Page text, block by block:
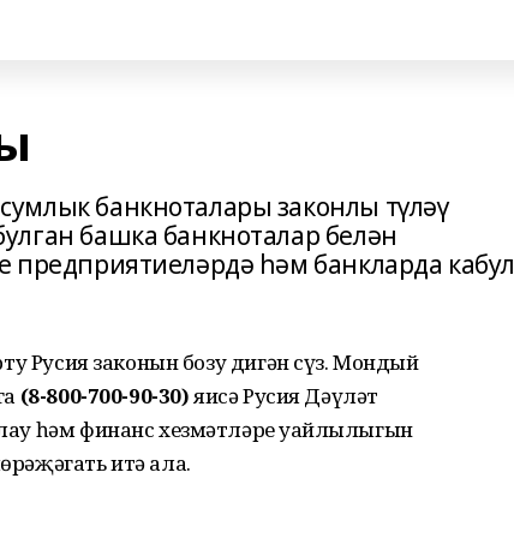
банкноталары законлы түләү
башка банкноталар белән
предприятиеләрдә һәм банкларда кабул
Русия законын бозу дигән сүз. Мондый
(8-800-700-90-30)яисә Русия Дәүләт
һәм финанс хезмәтләре уңайлылыгын
итә ала.